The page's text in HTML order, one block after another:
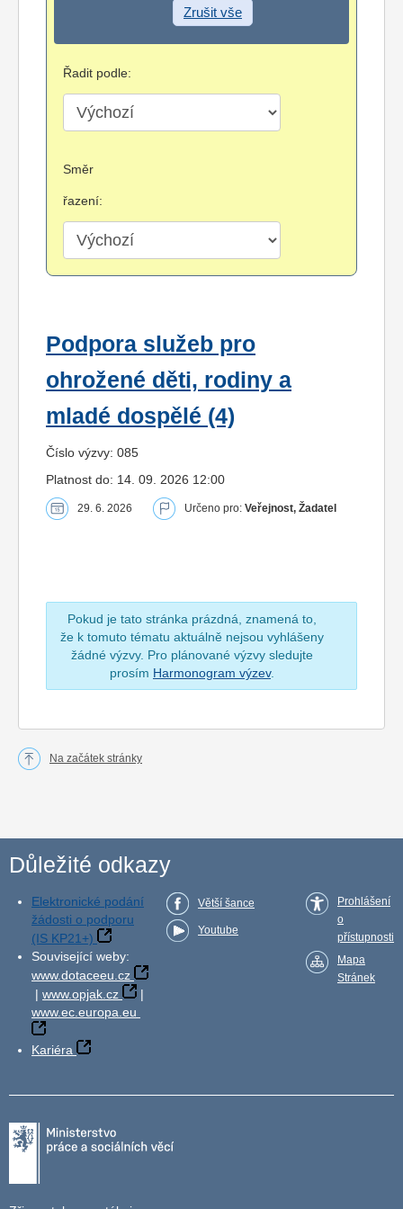
Zrušit vše
Řadit podle:
Směr
řazení:
Podpora služeb pro
ohrožené děti, rodiny a
mladé dospělé (4)
Číslo výzvy: 085
Platnost do: 14. 09. 2026 12:00
29. 6. 2026 Určeno pro: Veřejnost, Žadatel
Pokud je tato stránka prázdná, znamená to,
že k tomuto tématu aktuálně nejsou vyhlášeny
žádné výzvy. Pro plánované výzvy sledujte
prosím Harmonogram výzev.
Na začátek stránky
Důležité odkazy
Elektronické podání
žádosti o podporu
(IS KP21+)
Související weby:
www.dotaceeu.cz
| www.opjak.cz
|
www.ec.europa.eu
Kariéra
Větší šance
Youtube
Prohlášení
o
přístupnosti
Mapa
Stránek